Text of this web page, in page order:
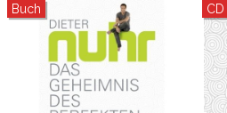
Buch CD